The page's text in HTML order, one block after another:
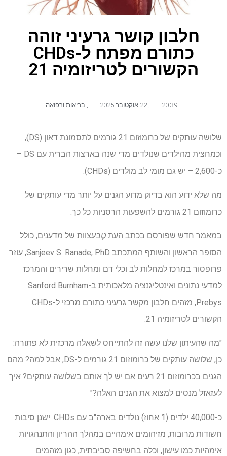
חלבון קושר גרעיני זוהה
כתורם מפתח ל-CHDs
הקשורים לטריזומיה 21
20:39 בריאות ורפואה
שלושה עותקים של כרומוזום 21 גורמים לתסמונת דאון (DS),
וכמחצית מהילדים שנולדים מדי שנה בארצות הברית עם DS –
כ-2,600 – יש גם מומי לב מולדים (CHDs).
מה שלא ידוע הוא בדיוק מדוע הגנים על יותר מדי עותקים של
כרומוזום 21 גורמים להשפעות הרסניות כל כך.
במאמר חדש שפורסם בכתב העת טֶבַעצוות של מדענים, כולל
הסופר הראשון והשותף המתכתב Sanjeev S. Ranade, PhD, עוזר
פרופסור במרכז למחלות לב וכלי דם ומחלות שרירים והמרכז
למדעי נתונים ואינטליגנציה מלאכותית ב-Sanford Burnham
Prebys, מזהים חלבון מקשר גרעיני כתורם מרכזי ל-CHDs
הקשורים לטריזומיה 21.
"מה שהעיתון שלנו עשה זה להתייחס לשאלה מרכזית לא פתורה:
כן, שלושה עותקים של כרומוזום 21 גורמים ל-DS, אבל למה? מהם
הגנים בכרומוזום 21 רעים אם יש לך אותם בשלושה עותקים? איך
לעזאזל מנסים למצוא את הגנים האלה?"
כ-40,000 ילדים (1 אחוז) נולדים בארה"ב עם CHDs. ישנן סיבות
חשודות מרובות, מזיהומים אימהיים במהלך ההריון והתנהגויות
אימהיות כמו עישון, וכלה בחשיפה סביבתית, כגון מזהמים.